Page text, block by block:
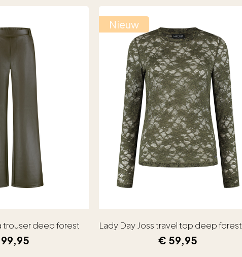
trouser deep forest
99,95
Nieuw
Lady Day Joss travel top deep forest
€ 59,95